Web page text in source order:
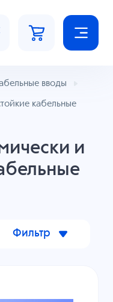
вводы
кабельные
и
Фильтр